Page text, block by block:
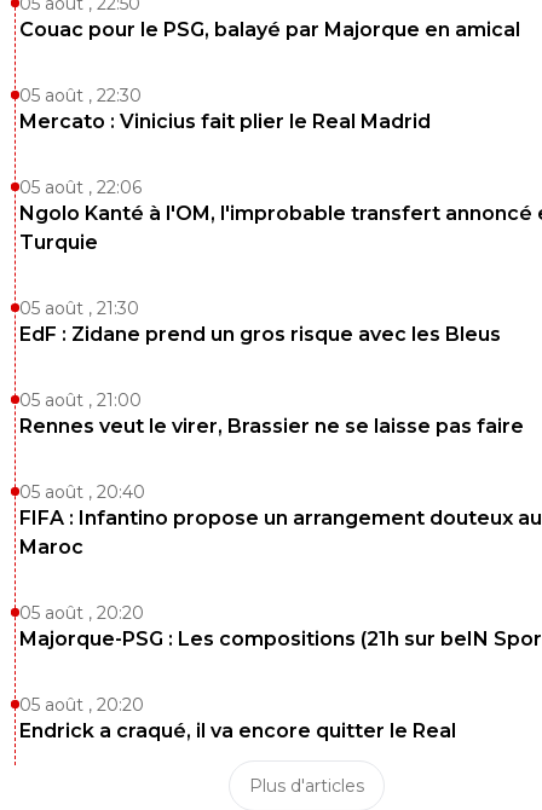
Couac pour le PSG, balayé par Majorque en amical
05 août , 22:30
Mercato : Vinicius fait plier le Real Madrid
05 août , 22:06
Ngolo Kanté à l'OM, l'improbable transfert annoncé
Turquie
05 août , 21:30
EdF : Zidane prend un gros risque avec les Bleus
05 août , 21:00
Rennes veut le virer, Brassier ne se laisse pas faire
05 août , 20:40
FIFA : Infantino propose un arrangement douteux au
Maroc
05 août , 20:20
Majorque-PSG : Les compositions (21h sur beIN
05 août , 20:20
Endrick a craqué, il va encore quitter le Real
Plus d'articles